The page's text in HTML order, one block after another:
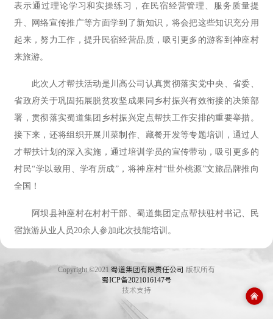
表示通过理论学习和实操练习，在民宿经营管理、服务质量提
升、网络宣传推广等方面学到了新知识，将会把这些知识充分用
起来，努力工作，提升民宿经营品质，吸引更多的游客到神座村
来旅游。
此次人才帮扶活动是川高公司认真贯彻落实党中央、省委、
省政府关于巩固拓展脱贫攻坚成果同乡村振兴有效衔接的决策部
署，贯彻落实蜀道集团乡村振兴定点帮扶工作安排的重要举措。
接下来，还将组织开展川菜制作、藏餐开发等专题培训，通过人
才帮扶计划的深入实施，通过培训学员的宣传带动，吸引更多的
村民“学以致用、学有所成”，将神座村“世外桃源”文旅品牌推向
全国！
阿坝县神座村在村村干部、蜀道集团定点帮扶驻村书记、民
宿旅游从业人员20余人参加此次技能培训。
Copyright ©2021 蜀道集团有限责任公司 版权所有
蜀ICP备2021016147号
技术支持